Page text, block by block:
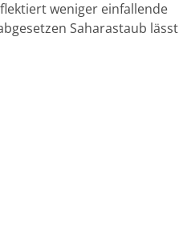
weniger einfallende
Saharastaub